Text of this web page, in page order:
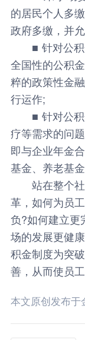
的居民个人多
政府多缴，并
■ 针对公积
全国性的公积
粹的政策性金
行运作;
■ 针对公积
疗等需求的问
即与企业年金
基金、养老基金
站在整个社
革，如何为员
负?如何建立更
场的发展更健
积金制度为突
善，从而使员
本文原创发布于